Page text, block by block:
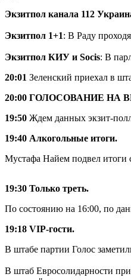
Экзитпол канала 112
Экзитпол 1+1: В Раду
Экзитпол КИУ и Socis: В
20:01 Зеленский приехал в
20:00 ГОЛОСОВАНИЕ НА
19:50 Ждем данных экзит-
19:40 Алкогольные итоги.
Мустафа Найем подвел итоги
19:30 Только треть.
По состоянию на 16:00, по
19:18 VIP-гости.
В штабе партии Голос
В штаб Евросолидарности